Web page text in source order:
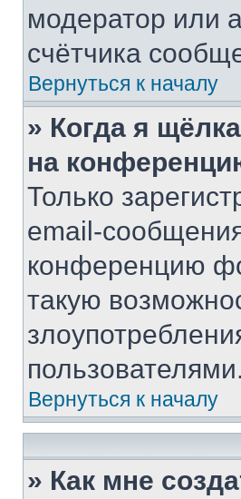
модератор или
счётчика
Вернуться к началу
» Когда я
на
Только
email-
конференцию
такую
пользователями.
Вернуться к началу
» Как мне